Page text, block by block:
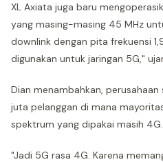
XL Axiata juga baru
yang masing-masing 45 MHz
downlink dengan pita frekuensi
digunakan untuk jaringan 5G,"
Dian menambahkan,
juta pelanggan di mana
spektrum yang dipakai masih 4G.
"Jadi 5G rasa 4G. Karena